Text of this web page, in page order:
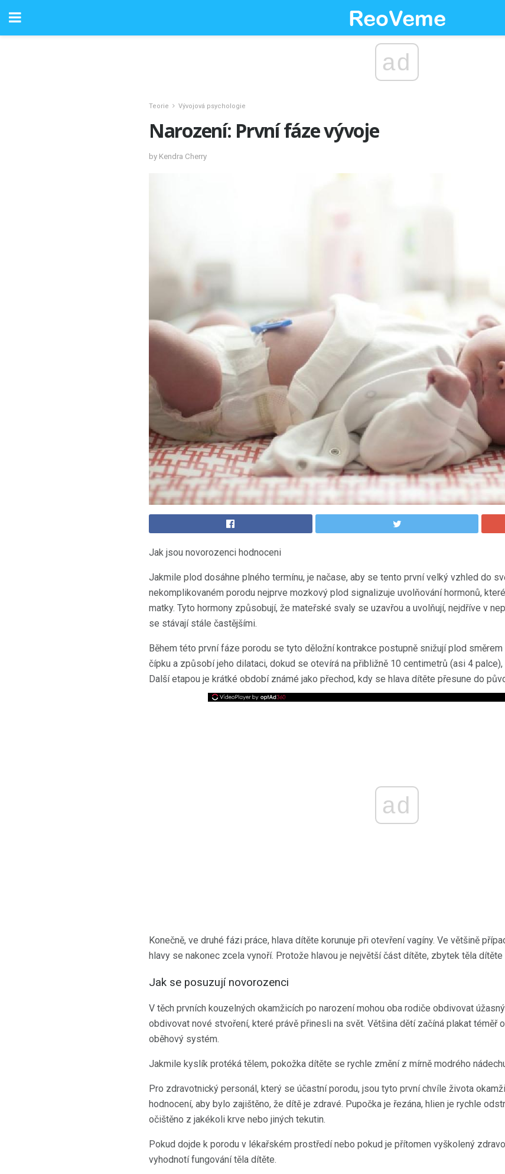
ad
Teorie Vývojová psychologie
Narození: První fáze vývoje
by Kendra Cherry
Jak jsou novorozenci hodnoceni
Jakmile plod dosáhne plného termínu, je načase, aby se tento první velký vzhled do
nekomplikovaném porodu nejprve mozkový plod signalizuje uvolňování hormonů,
matky. Tyto hormony způsobují, že mateřské svaly se uzavřou a uvolňují, nejdříve v
se stávají stále častějšími.
Během této první fáze porodu se tyto děložní kontrakce postupně snižují plod
čípku a způsobí jeho dilataci, dokud se otevírá na přibližně 10 centimetrů (asi 4
Další etapou je krátké období známé jako přechod, kdy se hlava dítěte přesune do
ad
Konečně, ve druhé fázi práce, hlava dítěte korunuje při otevření vagíny. Ve většině
hlavy se nakonec zcela vynoří. Protože hlavou je největší část dítěte, zbytek těla dítěte
Jak se posuzují novorozenci
V těch prvních kouzelných okamžicích po narození mohou oba rodiče obdivovat
obdivovat nové stvoření, které právě přinesli na svět. Většina dětí začíná plakat téměř
oběhový systém.
Jakmile kyslík protéká tělem, pokožka dítěte se rychle změní z mírně modrého
Pro zdravotnický personál, který se účastní porodu, jsou tyto první chvíle života
hodnocení, aby bylo zajištěno, že dítě je zdravé. Pupočka je řezána, hlien je rychle
očištěno z jakékoli krve nebo jiných tekutin.
Pokud dojde k porodu v lékařském prostředí nebo pokud je přítomen vyškolený
vyhodnotí fungování těla dítěte.